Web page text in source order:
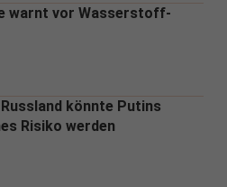
warnt vor Wasserstoff-
könnte Putins
Risiko werden